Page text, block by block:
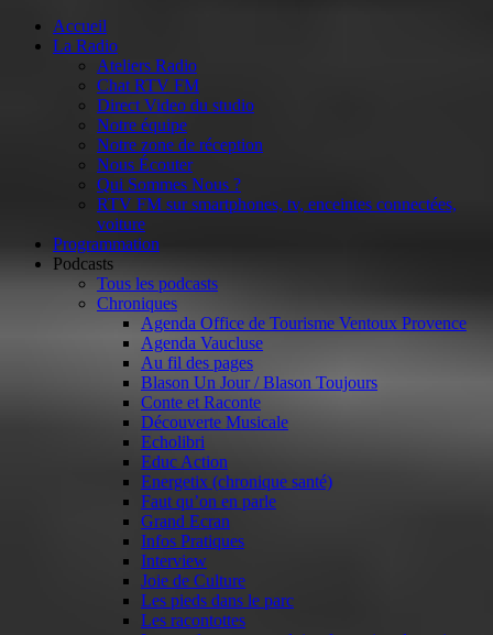
Accueil
La Radio
Ateliers Radio
Chat RTV FM
Direct Video du studio
Notre équipe
Notre zone de réception
Nous Écouter
Qui Sommes Nous ?
RTV FM sur smartphones, tv, enceintes connectées,
voiture
Programmation
Podcasts
Tous les podcasts
Chroniques
Agenda Office de Tourisme Ventoux Provence
Agenda Vaucluse
Au fil des pages
Blason Un Jour / Blason Toujours
Conte et Raconte
Découverte Musicale
Echolibri
Educ Action
Energetix (chronique santé)
Faut qu’on en parle
Grand Ecran
Infos Pratiques
Interview
Joie de Culture
Les pieds dans le parc
Les racontottes